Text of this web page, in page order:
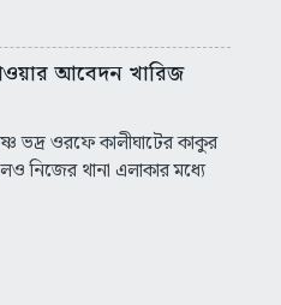
আবেদন খারিজ
ভদ্র ওরফে কালীঘাটের কাকুর
নিজের থানা এলাকার মধ্যে